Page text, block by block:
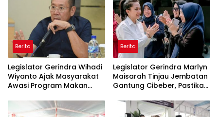
Berita
Legislator Gerindra Wihadi
Wiyanto Ajak Masyarakat
Awasi Program Makan
Sasaran
Berita
Legislator Gerindra Marlyn
Maisarah Tinjau Jembatan
Gantung Cibeber, Pastikan